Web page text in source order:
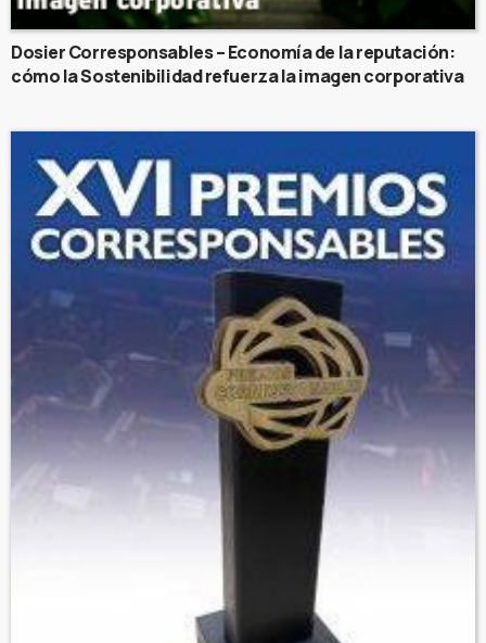
Dosier Corresponsables – Economía de la reputación:
cómo la Sostenibilidad refuerza la imagen corporativa